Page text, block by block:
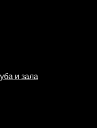
и зала